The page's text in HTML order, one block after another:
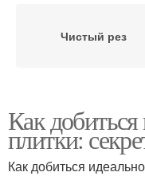
Чистый рез
Как добиться
плитки:
Как добиться